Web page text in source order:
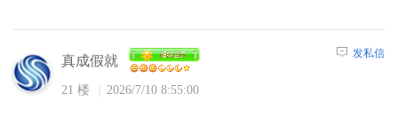
真成假就
21 楼 2026/7/10 8:55:00
发私信